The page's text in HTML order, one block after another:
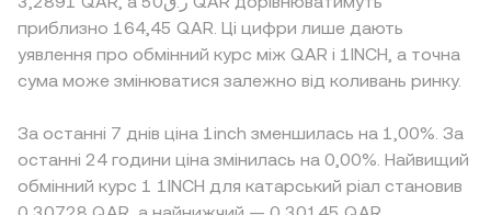
приблизно 164,45 QAR. Ці цифри лише дають
уявлення про обмінний курс між QAR і 1INCH, а точна
сума може змінюватися залежно від коливань ринку.
За останні 7 днів ціна 1inch зменшилась на 1,00%. За
останні 24 години ціна змінилась на 0,00%. Найвищий
обмінний курс 1 1INCH для катарський ріал становив